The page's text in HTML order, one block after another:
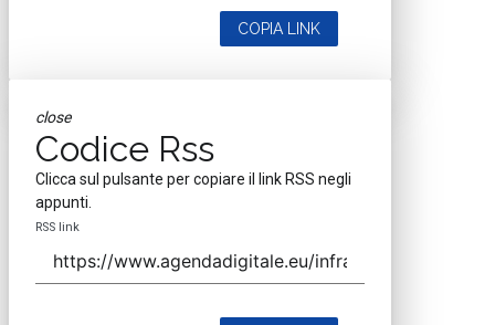
COPIA LINK
close
Codice Rss
Clicca sul pulsante per copiare il link RSS negli
appunti.
RSS link